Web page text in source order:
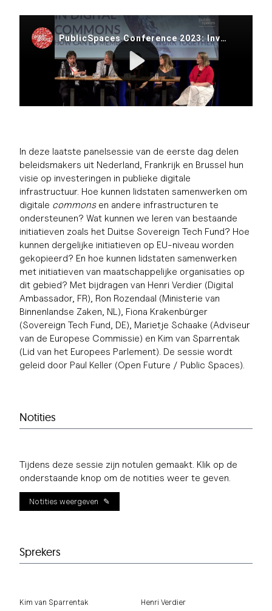
In deze laatste panelsessie van de eerste dag delen
beleidsmakers uit Nederland, Frankrijk en Brussel hun
visie op investeringen in publieke digitale
infrastructuur. Hoe kunnen lidstaten samenwerken om
digitale commonsen andere infrastructuren te
ondersteunen? Wat kunnen we leren van bestaande
initiatieven zoals het Duitse Sovereign Tech Fund? Hoe
kunnen dergelijke initiatieven op EU-niveau worden
gekopieerd? En hoe kunnen lidstaten samenwerken
met initiatieven van maatschappelijke organisaties op
dit gebied? Met bijdragen van Henri Verdier (Digital
Ambassador, FR), Ron Rozendaal (Ministerie van
Binnenlandse Zaken, NL), Fiona Krakenbürger
(Sovereign Tech Fund, DE), Marietje Schaake (Adviseur
van de Europese Commissie) en Kim van Sparrentak
(Lid van het Europees Parlement). De sessie wordt
geleid door Paul Keller (Open Future / Public Spaces).
Notities
Tijdens deze sessie zijn notulen gemaakt. Klik op de
onderstaande knop om de notities weer te geven.
Notities weergeven
Sprekers
Kim van Sparrentak
Henri Verdier